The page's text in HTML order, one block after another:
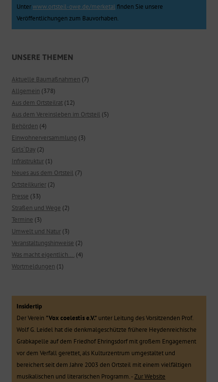
Unterwww.ortsteil-owe.de/merketalfinden Sie unsere
Veröffentlichungen zum Bauvorhaben.
UNSERE THEMEN
Aktuelle Baumaßnahmen (7)
Allgemein (378)
Aus dem Ortsteilrat (12)
Aus dem Vereinsleben im Ortsteil (5)
Behörden (4)
Einwohnerversammlung (3)
Girls`Day (2)
Infrastruktur (1)
Neues aus dem Ortsteil (7)
Ortsteilkurier (2)
Presse (33)
Straßen und Wege (2)
Termine (3)
Umwelt und Natur (3)
Veranstaltungshinweise (2)
Was macht eigentlich…. (4)
Wortmeldungen (1)
Insidertip
Der Verein "Vox coelestis e.V." unter Leitung des Vorsitzenden Prof.
Wolf G. Leidel hat die denkmalgeschützte frühere Heydenreichische
Grabkapelle auf dem Friedhof Ehringsdorf mit großem Engagement
vor dem Verfall gerettet, als Kulturzentrum umgestaltet und
bereichert seit dem Jahre 2003 den Ortsteil mit einem vielfältigen
musikalischen und literarischen Programm. -Zur Website